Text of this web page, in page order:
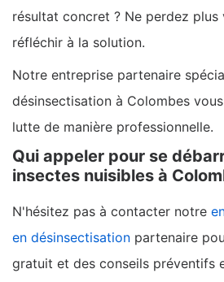
résultat concret ? Ne perdez plus
réfléchir à la solution.
Notre entreprise partenaire
désinsectisation à Colombes
lutte de manière professionnelle.
Qui appeler pour se
insectes nuisibles à
N'hésitez pas à contacter notre
en désinsectisation partenaire
gratuit et des conseils préventifs